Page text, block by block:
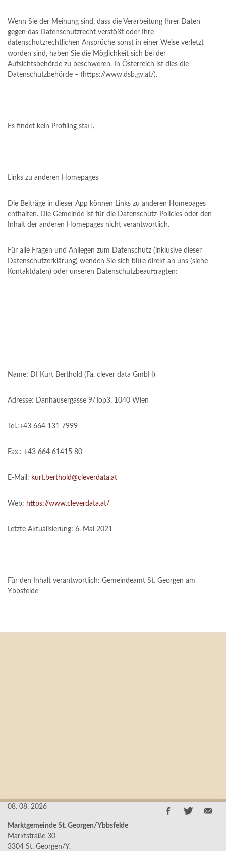
Wenn Sie der Meinung sind, dass die Verarbeitung Ihrer Daten
gegen das Datenschutzrecht verstößt oder Ihre
datenschutzrechtlichen Ansprüche sonst in einer Weise verletzt
worden sind, haben Sie die Möglichkeit sich bei der
Aufsichtsbehörde zu beschweren. In Österreich ist dies die
Datenschutzbehörde – (https://www.dsb.gv.at/).
Es findet kein Profiling statt.
Links zu anderen Homepages
Die Beiträge in dieser App können Links zu anderen Homepages
enthalten. Die Gemeinde ist für die Datenschutz-Policies oder den
Inhalt der anderen Homepages nicht verantwortlich.
Für alle Fragen und Anliegen zum Datenschutz (inklusive dieser
Datenschutzerklärung) wenden Sie sich bitte direkt an uns (siehe
Kontaktdaten) oder unseren Datenschutzbeauftragten:
Name: DI Kurt Berthold (Fa. clever data GmbH)
Adresse: Danhausergasse 9/Top3, 1040 Wien
Tel.:+43 664 131 7999
Fax.: +43 664 61415 80
E-Mail: kurt.berthold@cleverdata.at
Web: https://www.cleverdata.at/
Letzte Aktualisierung: 6. Mai 2021
Für den Inhalt verantwortlich: Gemeindeamt St. Georgen am
Ybbsfelde
08. 08. 2026
Marktgemeinde St. Georgen/Ybbsfelde
Marktstraße 30
3304 St. Georgen/Y.